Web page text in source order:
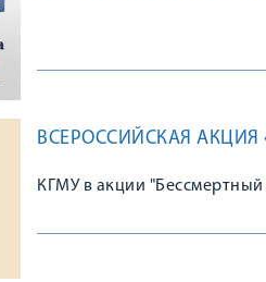
ВСЕРОССИЙСКАЯ АКЦИЯ
КГМУ в акции